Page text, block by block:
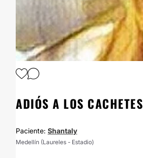
ADIÓS A LOS CACHETES
Paciente: Shantaly
Medellín (Laureles - Estadio)